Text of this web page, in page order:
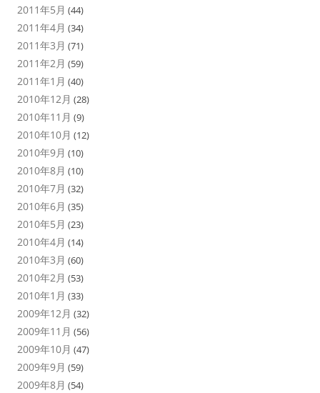
2011年5月 (44)
2011年4月 (34)
2011年3月 (71)
2011年2月 (59)
2011年1月 (40)
2010年12月 (28)
2010年11月 (9)
2010年10月 (12)
2010年9月 (10)
2010年8月 (10)
2010年7月 (32)
2010年6月 (35)
2010年5月 (23)
2010年4月 (14)
2010年3月 (60)
2010年2月 (53)
2010年1月 (33)
2009年12月 (32)
2009年11月 (56)
2009年10月 (47)
2009年9月 (59)
2009年8月 (54)